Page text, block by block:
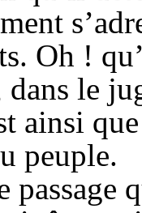
Oh !
dans le
ainsi
peuple.
passage